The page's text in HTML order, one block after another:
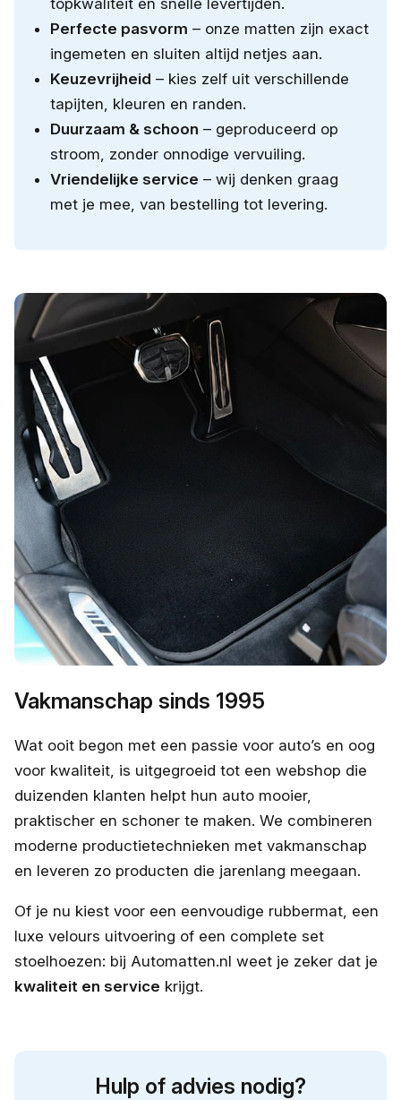
topkwaliteit en snelle levertijden.
Perfecte pasvorm – onze matten zijn exact
ingemeten en sluiten altijd netjes aan.
Keuzevrijheid – kies zelf uit verschillende
tapijten, kleuren en randen.
Duurzaam & schoon – geproduceerd op
stroom, zonder onnodige vervuiling.
Vriendelijke service – wij denken graag
met je mee, van bestelling tot levering.
Vakmanschap sinds 1995
Wat ooit begon met een passie voor auto’s en oog
voor kwaliteit, is uitgegroeid tot een webshop die
duizenden klanten helpt hun auto mooier,
praktischer en schoner te maken. We combineren
moderne productietechnieken met vakmanschap
en leveren zo producten die jarenlang meegaan.
Of je nu kiest voor een eenvoudige rubbermat, een
luxe velours uitvoering of een complete set
stoelhoezen: bij Automatten.nl weet je zeker dat je
kwaliteit en service krijgt.
Hulp of advies nodig?